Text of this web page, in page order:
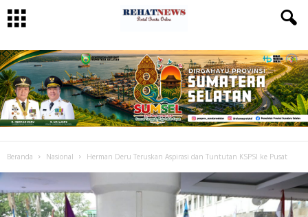
Beranda Nasional Herman Deru Teruskan Aspirasi dan Tuntutan KSPSI ke Pusat